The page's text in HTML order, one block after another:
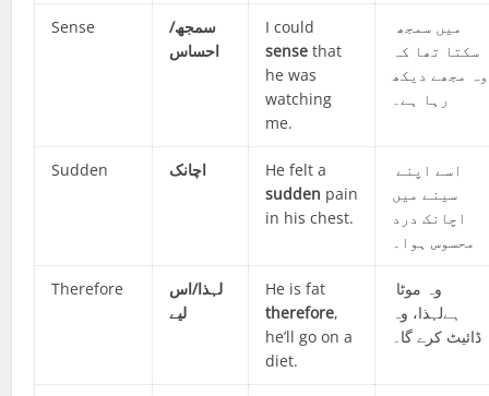
Sense
سمجھ/
احساس
I could
sense that
he was
watching
me.
سکتا تھا کہ
وہ مجھے دیکھ
رہا ہے۔
Sudden اچانک
He felt a
sudden pain
in his chest.
اسے اپنے
سینے میں
اچانک درد
محسوس ہوا۔
Therefore
لہذا/اس
لیے
He is fat
therefore,
he’ll go on a
diet.
ہےلہذا، وہ
ڈائیٹ کرے گا۔